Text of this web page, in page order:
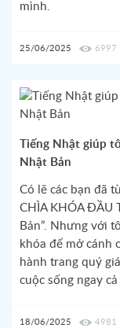
mình.
25/06/2025 6997
Tiếng Nhật giúp
Nhật Bản
Có lẽ các bạn đã
CHÌA KHÓA ĐẦU
Bản”. Nhưng với
khóa để mở cánh
hành trang quý
cuộc sống ngay
18/06/2025 4981